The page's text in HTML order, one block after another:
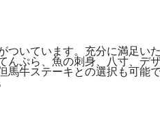
いています。充分に満足い
ぷら、魚の刺身、八寸、デ
牛ステーキとの選択も可能で